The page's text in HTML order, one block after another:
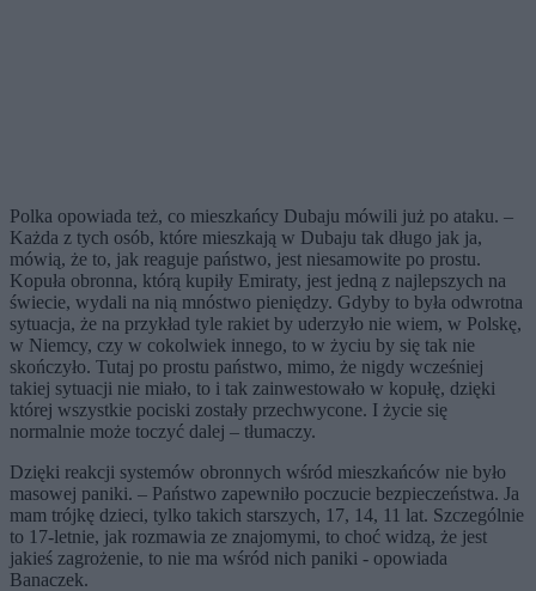
Polka opowiada też, co mieszkańcy Dubaju mówili już po ataku. –
Każda z tych osób, które mieszkają w Dubaju tak długo jak ja,
mówią, że to, jak reaguje państwo, jest niesamowite po prostu.
Kopuła obronna, którą kupiły Emiraty, jest jedną z najlepszych na
świecie, wydali na nią mnóstwo pieniędzy. Gdyby to była odwrotna
sytuacja, że na przykład tyle rakiet by uderzyło nie wiem, w Polskę,
w Niemcy, czy w cokolwiek innego, to w życiu by się tak nie
skończyło. Tutaj po prostu państwo, mimo, że nigdy wcześniej
takiej sytuacji nie miało, to i tak zainwestowało w kopułę, dzięki
której wszystkie pociski zostały przechwycone. I życie się
normalnie może toczyć dalej – tłumaczy.
Dzięki reakcji systemów obronnych wśród mieszkańców nie było
masowej paniki. – Państwo zapewniło poczucie bezpieczeństwa. Ja
mam trójkę dzieci, tylko takich starszych, 17, 14, 11 lat. Szczególnie
to 17-letnie, jak rozmawia ze znajomymi, to choć widzą, że jest
jakieś zagrożenie, to nie ma wśród nich paniki - opowiada
Banaczek.